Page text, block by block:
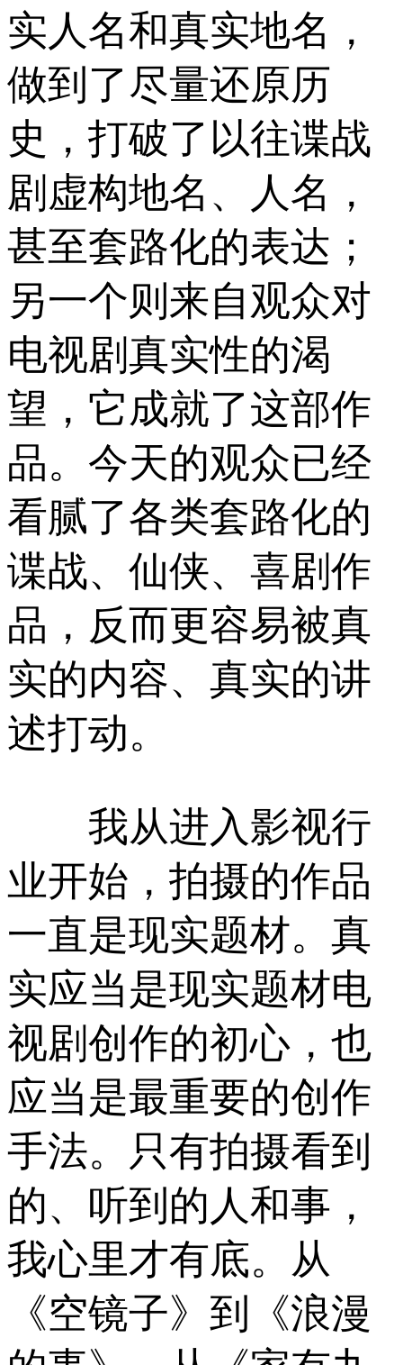
实人名和真实地名，
做到了尽量还原历
史，打破了以往谍战
剧虚构地名、人名，
甚至套路化的表达；
另一个则来自观众对
电视剧真实性的渴
望，它成就了这部作
品。今天的观众已经
看腻了各类套路化的
谍战、仙侠、喜剧作
品，反而更容易被真
实的内容、真实的讲
述打动。
我从进入影视行
业开始，拍摄的作品
一直是现实题材。真
实应当是现实题材电
视剧创作的初心，也
应当是最重要的创作
手法。只有拍摄看到
的、听到的人和事，
我心里才有底。从
《空镜子》到《浪漫